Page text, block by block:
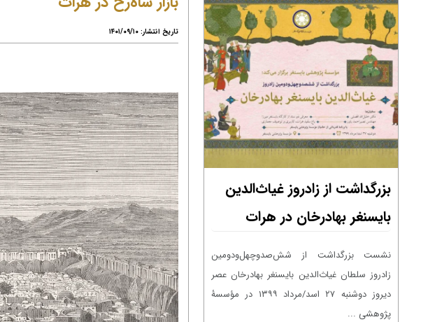
تاریخ انتشار: ۱۴۰۱/۰۹/۱۰
بزرگداشت از زادروز غیاث‌الدین
بایسنغر بهادرخان در هرات
نشست بزرگداشت از شش‌صدوچهل‌ودومین
زادروز سلطان غیاث‌الدین بایسنغر بهادرخان عصر
دیروز دوشنبه ۲۷ اسد/مرداد ۱۳۹۹ در مؤسسۀ
پژوهشی ...
بزرگداشت از زادروز غیاث‌الدین
بایسنغر بهادرخان در هرات
نشست بزرگداشت از شش‌صدوچهل‌ودومین
زادروز سلطان غیاث‌الدین بایسنغر بهادرخان عصر
دیروز دوشنبه ۲۷ اسد/مرداد ۱۳۹۹ در مؤسسۀ
پژوهشی ...